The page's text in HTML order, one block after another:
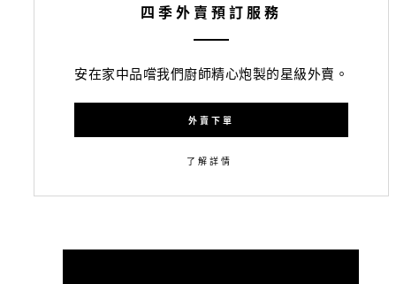
四季外賣預訂服務
安在家中品嚐我們廚師精心炮製的星級外賣。
外賣下單
了解詳情